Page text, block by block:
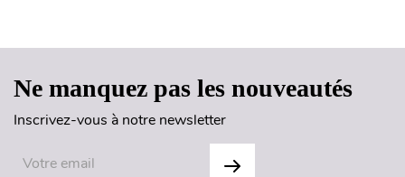
Ne manquez pas les nouveautés
Inscrivez-vous à notre newsletter